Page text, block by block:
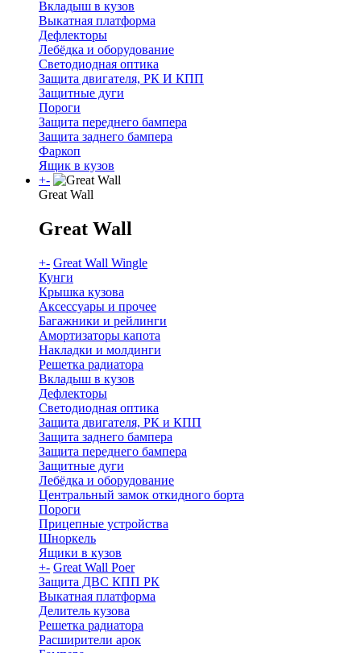
Вкладыш в кузов
Выкатная платформа
Дефлекторы
Лебёдка и оборудование
Светодиодная оптика
Защита двигателя, РК И КПП
Защитные дуги
Пороги
Защита переднего бампера
Защита заднего бампера
Фаркоп
Ящик в кузов
+-
Great Wall
Great Wall
+- Great Wall Wingle
Кунги
Крышка кузова
Аксессуары и прочее
Багажники и рейлинги
Амортизаторы капота
Накладки и молдинги
Решетка радиатора
Вкладыш в кузов
Дефлекторы
Светодиодная оптика
Защита двигателя, РК и КПП
Защита заднего бампера
Защита переднего бампера
Защитные дуги
Лебёдка и оборудование
Центральный замок откидного борта
Пороги
Прицепные устройства
Шноркель
Ящики в кузов
+- Great Wall Poer
Защита ДВС КПП РК
Выкатная платформа
Делитель кузова
Решетка радиатора
Расширители арок